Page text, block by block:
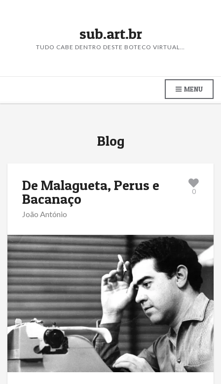
sub.art.br
TUDO CABE DENTRO DESTE BOTECO VIRTUAL…
MENU
Blog
De Malagueta, Perus e
Bacanaço
0
João António